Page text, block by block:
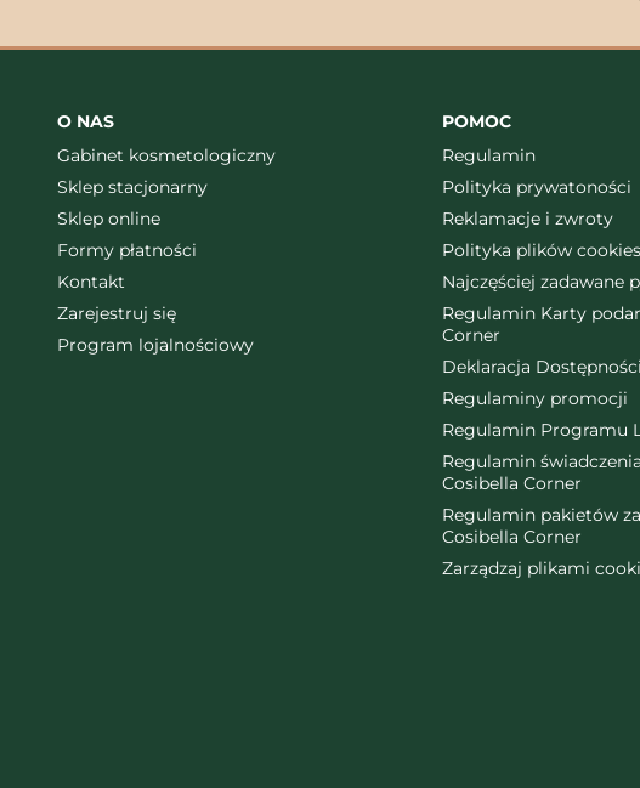
O NAS
Gabinet kosmetologiczny
Sklep stacjonarny
Sklep online
Formy płatności
Kontakt
Zarejestruj się
Program lojalnościowy
POMOC
Regulamin
Polityka prywatoności
Reklamacje i zwroty
Polityka plików cookies
Najczęściej zadawane
Regulamin Karty
Corner
Deklaracja Dostępności
Regulaminy promocji
Regulamin Programu
Regulamin
Cosibella Corner
Regulamin pakietów
Cosibella Corner
Zarządzaj plikami